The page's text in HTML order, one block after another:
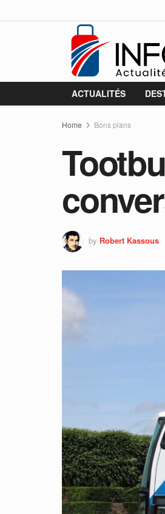
ACTUALITÉS
Home Bons plans
by Robert Kassous